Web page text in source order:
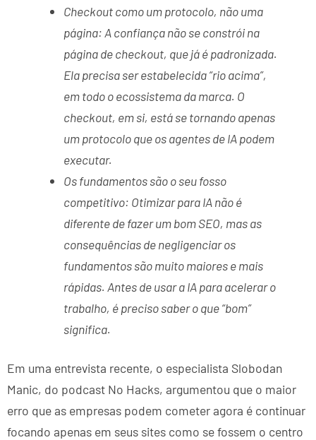
Checkout como um protocolo, não uma
página: A confiança não se constrói na
página de checkout, que já é padronizada.
Ela precisa ser estabelecida “rio acima”,
em todo o ecossistema da marca. O
checkout, em si, está se tornando apenas
um protocolo que os agentes de IA podem
executar.
Os fundamentos são o seu fosso
competitivo: Otimizar para IA não é
diferente de fazer um bom SEO, mas as
consequências de negligenciar os
fundamentos são muito maiores e mais
rápidas. Antes de usar a IA para acelerar o
trabalho, é preciso saber o que “bom”
significa.
Em uma entrevista recente, o especialista Slobodan
Manic, do podcast No Hacks, argumentou que o maior
erro que as empresas podem cometer agora é continuar
focando apenas em seus sites como se fossem o centro